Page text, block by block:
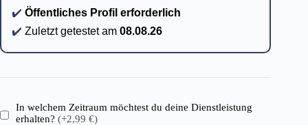
✔️ Öffentliches Profil erforderlich
✔️ Zuletzt getestet am 08.08.26
In welchem Zeitraum möchtest du deine Dienstleistung
erhalten? (+2,99 €)